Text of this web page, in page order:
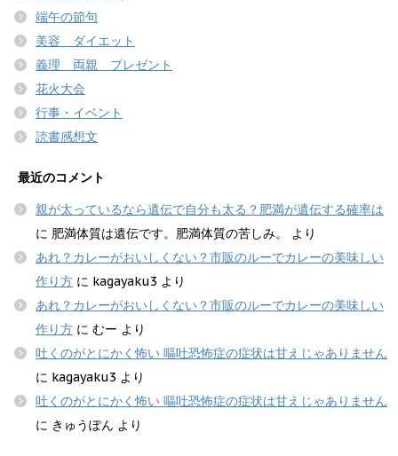
端午の節句
美容 ダイエット
義理 両親 プレゼント
花火大会
行事・イベント
読書感想文
最近のコメント
親が太っているなら遺伝で自分も太る？肥満が遺伝する確率は
に 肥満体質は遺伝です。肥満体質の苦しみ。
より
あれ？カレーがおいしくない？市販のルーでカレーの美味しい
作り方 に kagayaku3 より
あれ？カレーがおいしくない？市販のルーでカレーの美味しい
作り方 に むー より
吐くのがとにかく怖い 嘔吐恐怖症の症状は甘えじゃありません
に kagayaku3 より
吐くのがとにかく怖い 嘔吐恐怖症の症状は甘えじゃありません
に きゅうぽん より